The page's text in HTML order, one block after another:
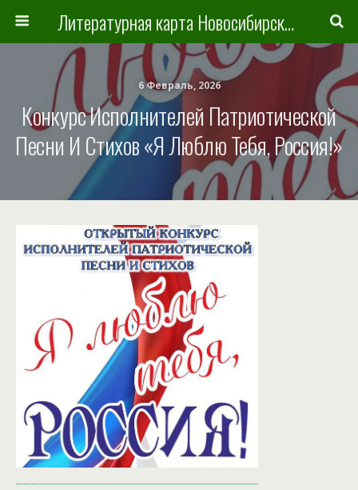
Литературная карта Новосибирска и Новосибирской области
6 Февраль, 2026
Конкурс Исполнителей Патриотической
Песни И Стихов «Я Люблю Тебя, Россия!»